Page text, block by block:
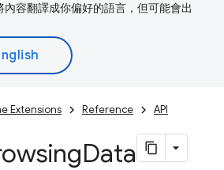
容翻譯成你偏好的語言，但可能會出
Extensions Reference API
Data